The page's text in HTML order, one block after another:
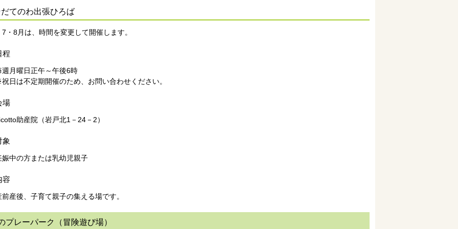
てのわ出張ひろば
8月は、時間を変更して開催します。
程
週月曜日正午～午後6時
日は不定期開催のため、お問い合わせください。
場
助産院（岩戸北1－24－2）
象
娠中の方または乳幼児親子
容
前産後、子育て親子の集える場です。
プレーパーク（冒険遊び場）